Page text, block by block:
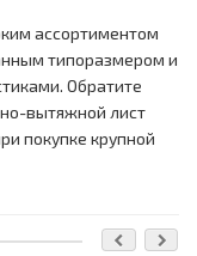
ассортиментом
типоразмером и
Обратите
вытяжной лист
покупке крупной